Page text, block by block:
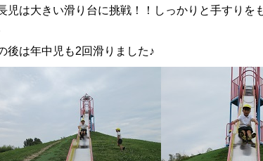
児は大きい滑り台に挑戦！！しっかりと手すりを
後は年中児も2回滑りました♪